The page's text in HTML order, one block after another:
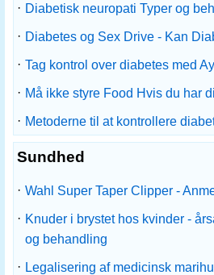
· Diabetisk neuropati Typer og
· Diabetes og Sex Drive - Kan
· Tag kontrol over diabetes med
· Må ikke styre Food Hvis du har
· Metoderne til at kontrollere
Sundhed
· Wahl Super Taper Clipper -
· Knuder i brystet hos kvinder -
og behandling
· Legalisering af medicinsk